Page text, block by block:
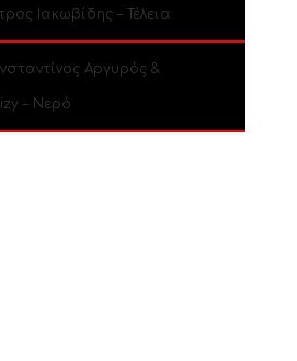
Ιακωβίδης – Τέλεια
Αργυρός &
– Νερό